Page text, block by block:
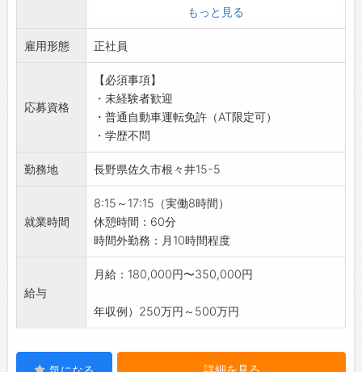
と発展させた管理手法）へと発展させ、全社一
・製造工程だけでなく、全ての部門が連携し、
企業全体で高品質を目指しています。
・11月を「改善提案強化月間」と設定し、社員
からの改善提案を積極的に募集しています。
・社外発表大会にも積極的に参加し、他社との
変更範囲：会社の定める業務の範囲
・業務を通じて、社会全体に貢献している実感
を得られます♪
◆製品への思い入れ！
・「この製品がどんな商品となり、どのような
人々に使われるのだろう？」と想像すること
で、製造過程における責任感がより一層強まり
ます。
・携わった製品が誰かの日常を支えていると感
じられ、やりがいあふれるお仕事です！
【社風】
◇社会に貢献する企業活動
・『プラスチックで豊かな社会を創造する』こ
とをモットーとして掲げ、企業活動に取り組ん
・企業活動の全てが、社員や関係者全ての人々
ています。
・人生のうち大半を過ごす職場が、社員にとっ
み合わせて一つの完成品をつくります。）
・出荷業務（個数確認、梱包、出荷業務）
【おすすめポイント】
◇年間休日120日以上＆土日祝休み♪
・プライベートも充実！しっかり休んでリフレ
ッシュできます◎
◇残業は月10時間程度と少なめ！
・ワークライフバランスを大切にしながら、無
理なく働ける環境です♪
【研修制度】
・OJTやOff-JTを通じて、実務に即した研修を
行い、社員の育成に力を入れています。
・専門知識を深め、確実にキャリアアップを図
れる職場です。
取り組むことができます。
・未来の暮らしをより良くするために、日々の
もっと見る
雇用形態 正社員
応募資格
【必須事項】
・未経験者歓迎
・普通自動車運転免許（AT限定可）
・学歴不問
勤務地 長野県佐久市根々井15-5
就業時間
8:15～17:15（実働8時間）
休憩時間：60分
時間外勤務：月10時間程度
給与
月給：180,000円〜350,000円
年収例）250万円～500万円
詳細を見る